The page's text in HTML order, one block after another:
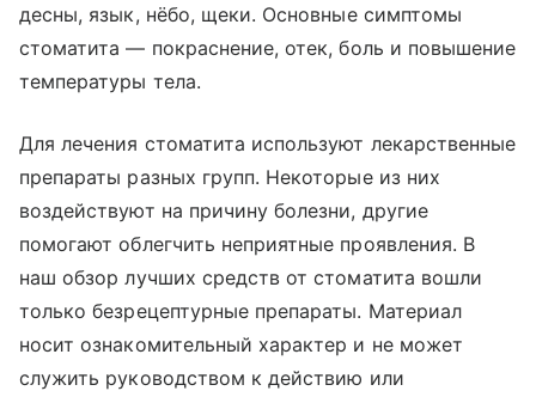
десны, язык, нёбо, щеки. Основные симптомы
стоматита — покраснение, отек, боль и повышение
температуры тела.
Для лечения стоматита используют лекарственные
препараты разных групп. Некоторые из них
воздействуют на причину болезни, другие
помогают облегчить неприятные проявления. В
наш обзор лучших средств от стоматита вошли
только безрецептурные препараты. Материал
носит ознакомительный характер и не может
служить руководством к действию или